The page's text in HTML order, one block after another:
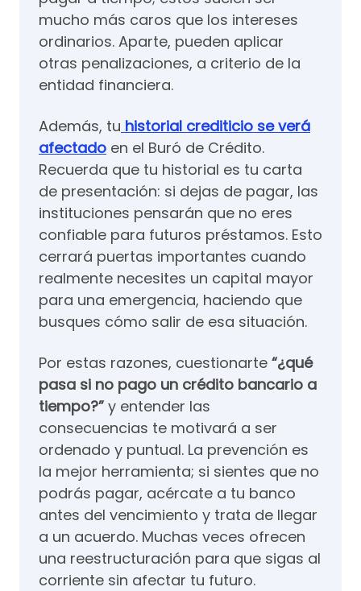
mucho más caros que los intereses
ordinarios. Aparte, pueden aplicar
otras penalizaciones, a criterio de la
entidad financiera.
Además, tu historial crediticio se verá
afectado en el Buró de Crédito.
Recuerda que tu historial es tu carta
de presentación: si dejas de pagar, las
instituciones pensarán que no eres
confiable para futuros préstamos. Esto
cerrará puertas importantes cuando
realmente necesites un capital mayor
para una emergencia, haciendo que
busques cómo salir de esa situación.
Por estas razones, cuestionarte “¿qué
pasa si no pago un crédito bancario a
tiempo?” y entender las
consecuencias te motivará a ser
ordenado y puntual. La prevención es
la mejor herramienta; si sientes que no
podrás pagar, acércate a tu banco
antes del vencimiento y trata de llegar
a un acuerdo. Muchas veces ofrecen
una reestructuración para que sigas al
corriente sin afectar tu futuro.